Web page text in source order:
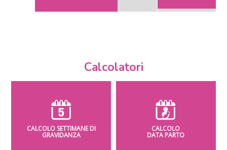
Calcolatori
CALCOLO SETTIMANE DI
GRAVIDANZA
CALCOLO
DATA PARTO